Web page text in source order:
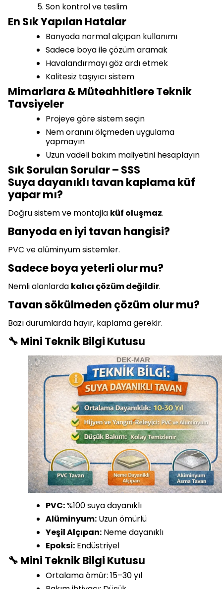
Son kontrol ve teslim
En Sık Yapılan Hatalar
Banyoda normal alçıpan kullanımı
Sadece boya ile çözüm aramak
Havalandırmayı göz ardı etmek
Kalitesiz taşıyıcı sistem
Mimarlara & Müteahhitlere Teknik
Tavsiyeler
Projeye göre sistem seçin
Nem oranını ölçmeden uygulama
yapmayın
Uzun vadeli bakım maliyetini hesaplayın
Sık Sorulan Sorular – SSS
Suya dayanıklı tavan kaplama küf
yapar mı?
Doğru sistem ve montajla küf oluşmaz.
Banyoda en iyi tavan hangisi?
PVC ve alüminyum sistemler.
Sadece boya yeterli olur mu?
Nemli alanlarda kalıcı çözüm değildir.
Tavan sökülmeden çözüm olur mu?
Bazı durumlarda hayır, kaplama gerekir.
🔧 Mini Teknik Bilgi Kutusu
PVC:%100 suya dayanıklı
Alüminyum: Uzun ömürlü
Yeşil Alçıpan: Neme dayanıklı
Epoksi: Endüstriyel
🔧 Mini Teknik Bilgi Kutusu
Ortalama ömür: 15–30 yıl